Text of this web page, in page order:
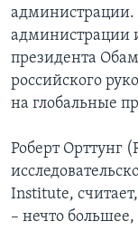
Языки
администрации.
администрации
президента
российского
на глобальные
Роберт Орттунг
Institute,
– нечто